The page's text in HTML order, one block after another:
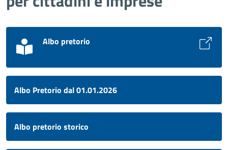
Albo pretorio
Albo Pretorio dal 01.01.2026
Albo pretorio storico